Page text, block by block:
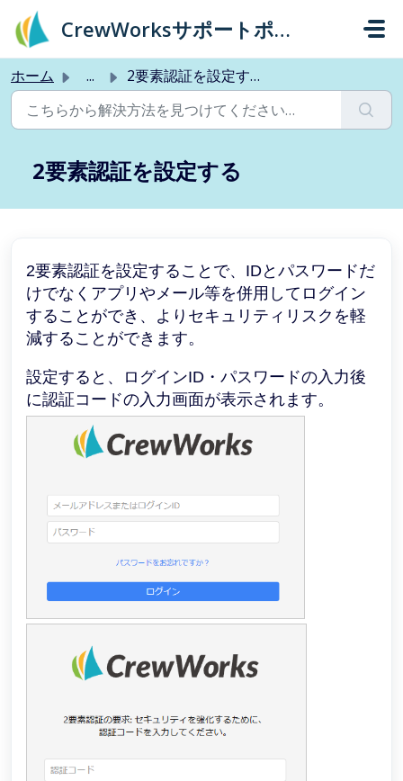
メインコンテンツに移動
CrewWorksサポートポータル
ホーム ... 2要素認証を設定する
2要素認証を設定する
2要素認証を設定することで、IDとパスワードだ
けでなくアプリやメール等を併用してログイン
することができ、よりセキュリティリスクを軽
減することができます。
設定すると、ログインID・パスワードの入力後
に認証コードの入力画面が表示されます。